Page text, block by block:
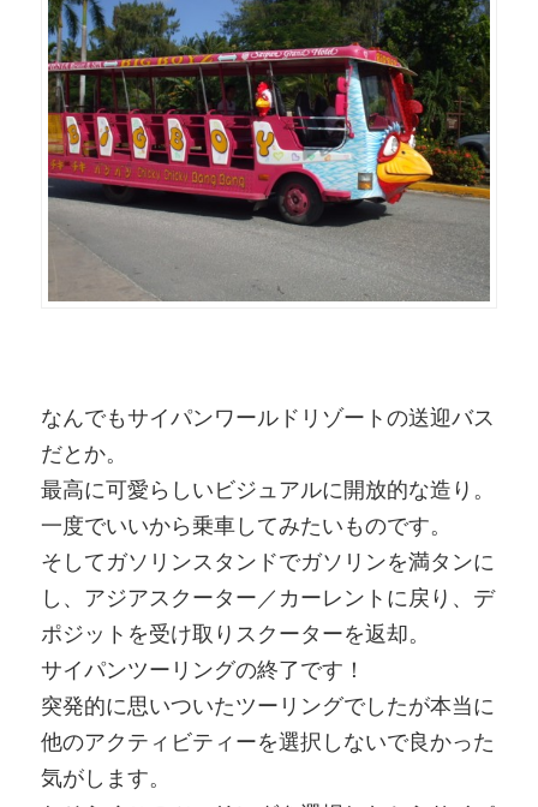
なんでもサイパンワールドリゾートの送迎バス
だとか。
最高に可愛らしいビジュアルに開放的な造り。
一度でいいから乗車してみたいものです。
そしてガソリンスタンドでガソリンを満タンに
し、アジアスクーター／カーレントに戻り、デ
ポジットを受け取りスクーターを返却。
サイパンツーリングの終了です！
突発的に思いついたツーリングでしたが本当に
他のアクティビティーを選択しないで良かった
気がします。